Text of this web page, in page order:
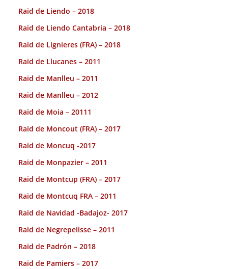
Raid de Liendo – 2018
Raid de Liendo Cantabria – 2018
Raid de Lignieres (FRA) – 2018
Raid de Llucanes – 2011
Raid de Manlleu – 2011
Raid de Manlleu – 2012
Raid de Moia – 20111
Raid de Moncout (FRA) – 2017
Raid de Moncuq -2017
Raid de Monpazier – 2011
Raid de Montcup (FRA) – 2017
Raid de Montcuq FRA – 2011
Raid de Navidad -Badajoz- 2017
Raid de Negrepelisse – 2011
Raid de Padrón – 2018
Raid de Pamiers – 2017